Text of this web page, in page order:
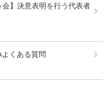
会】決意表明を行う代表者
くある質問